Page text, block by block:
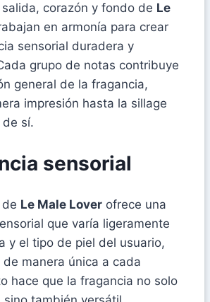
corazón y fondo de Le
en armonía para crear
sensorial duradera y
grupo de notas contribuye
general de la fragancia,
impresión hasta la sillage
sí.
sensorial
Le Male Lover ofrece una
que varía ligeramente
y el tipo de piel del usuario,
manera única a cada
hace que la fragancia no solo